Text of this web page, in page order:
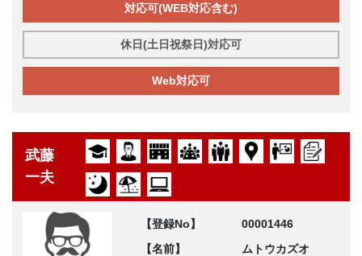
対応可(WEB対応含む)
休日(土日祝祭日)対応可
Web対応可
武藤
一夫
【登録No】
00001446
【名前】
ムトウカズオ